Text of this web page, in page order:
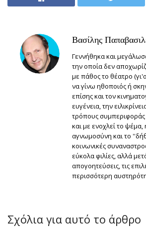
Βασίλης
Γεννήθηκα και
την οποία δεν
με πάθος το θέατρο
να γίνω ηθοποιός ή
επίσης και τον
ευγένεια, την
τρόπους
και με ενοχλεί το ψέμα,
αγνωμοσύνη και το
κοινωνικές
εύκολα φιλίες, αλλά
απογοητεύσεις, τις
περισσότερη
Σχόλια για αυτό το άρθρο